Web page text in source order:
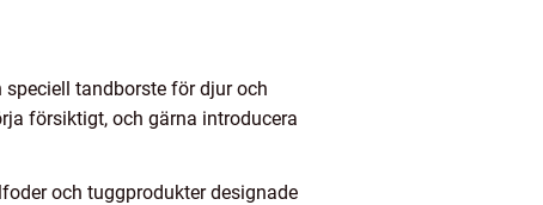
tandborste för djur och
försiktigt, och gärna introducera
och tuggprodukter designade